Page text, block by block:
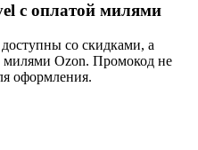
с оплатой милями
со скидками, а
милями Ozon. Промокод не
оформления.